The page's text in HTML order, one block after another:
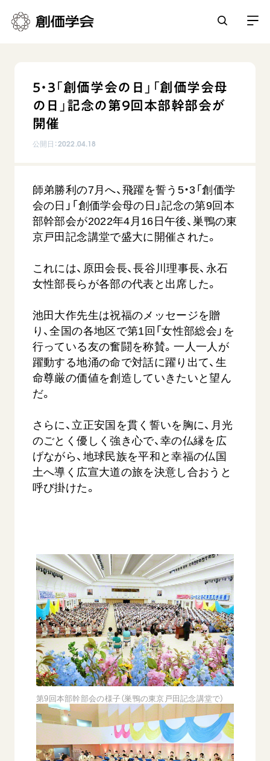
自他共の幸福
日蓮大聖人の仏法（教学入門）
釈尊～法華経
日蓮大聖人
創価学会の三代会長
初代会長・牧口常三郎先生
第3代会長・池田大作先生
日常の活動
仏法を学ぶ
仏法を語る
主な行事
友人葬
平和・文化・教育
核兵器の廃絶に向け連帯を拡大
「人権文化」「ジェンダー平等」を促進
「持続可能な開発目標（SDGs）」の取り組み
音楽活動
教育本部の活動
図書贈呈
各国ウェブサイト
世界の創価学会の歴史
基本情報
創価学会 会則
創価学会 社会憲章
組織・機構
会長・理事長・各部長の紹介
沿革
略年表
入会について
道府県中心会館
座談会御書ｅ講義
御書検索［新版］
関連リンク
創価学会総本部
墓地公園・納骨堂
聖教電子版
聖教ブックストア
Soka Gakkai グローバルサイト
SGIピースサイト
ご意見
ご利用にあたって
SOKA PICKS
【被爆証言】「原爆の子」として生きた80年
広島県 早志百…
2026.08.06
SDGs 平和 動画
証言 広島
「三つ
5・3「創価学会の日」「創価学会母
の日」記念の第9回本部幹部会が
開催
公開日：2022.04.18
師弟勝利の7月へ、飛躍を誓う5・3「創価学
会の日」「創価学会母の日」記念の第9回本
部幹部会が2022年4月16日午後、巣鴨の東
京戸田記念講堂で盛大に開催された。
これには、原田会長、長谷川理事長、永石
女性部長らが各部の代表と出席した。
池田大作先生は祝福のメッセージを贈
り、全国の各地区で第1回「女性部総会」を
行っている友の奮闘を称賛。一人一人が
躍動する地涌の命で対話に躍り出て、生
命尊厳の価値を創造していきたいと望ん
だ。
さらに、立正安国を貫く誓いを胸に、月光
のごとく優しく強き心で、幸の仏縁を広
げながら、地球民族を平和と幸福の仏国
土へ導く広宣大道の旅を決意し合おうと
呼び掛けた。
第9回本部幹部会の様子（巣鴨の東京戸田記念講堂で）